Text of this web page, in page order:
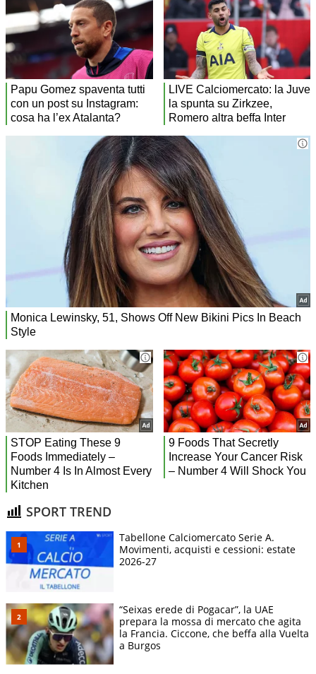
SPORT TREND
Tabellone Calciomercato Serie A.
Movimenti, acquisti e cessioni: estate
2026-27
“Seixas erede di Pogacar”, la UAE
prepara la mossa di mercato che agita
la Francia. Ciccone, che beffa alla Vuelta
a Burgos